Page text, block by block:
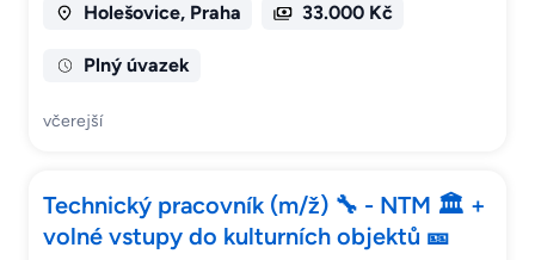
Holešovice, Praha 33.000 Kč
Plný úvazek
včerejší
Technický pracovník (m/ž) 🔧 - NTM 🏛 +
volné vstupy do kulturních objektů 🎫